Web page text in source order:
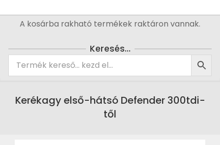
PrimaryA kosárba rakható termékek raktáron vannak.
Keresés…
Kerékagy első-hátsó Defender 300tdi-
től